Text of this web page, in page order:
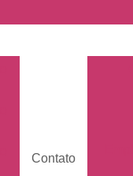
Contato